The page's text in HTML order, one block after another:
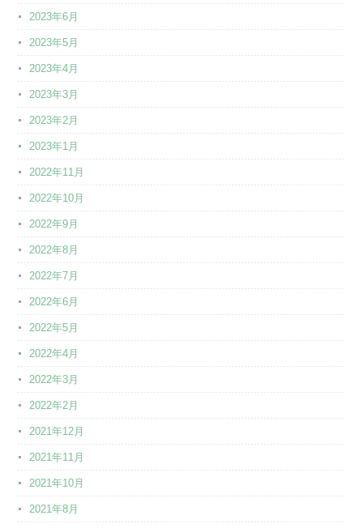
2023年6月
2023年5月
2023年4月
2023年3月
2023年2月
2023年1月
2022年11月
2022年10月
2022年9月
2022年8月
2022年7月
2022年6月
2022年5月
2022年4月
2022年3月
2022年2月
2021年12月
2021年11月
2021年10月
2021年8月